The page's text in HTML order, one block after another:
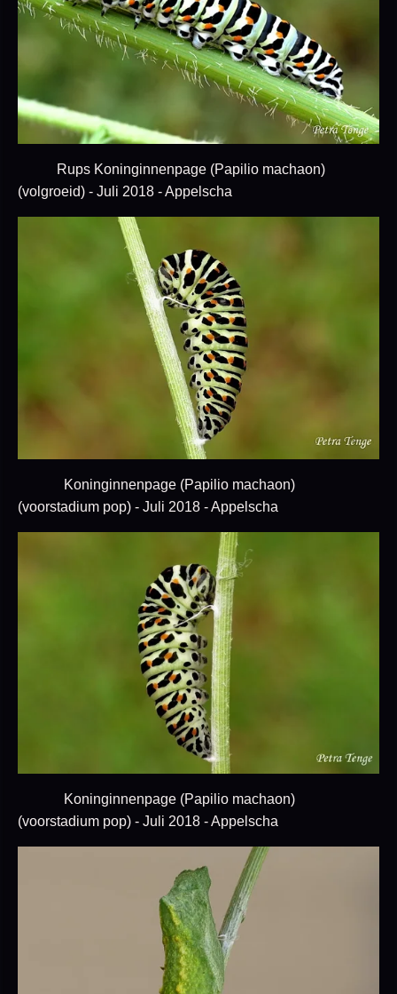
Rups Koninginnenpage (Papilio machaon)
(volgroeid) - Juli 2018 - Appelscha
Koninginnenpage (Papilio machaon)
(voorstadium pop) - Juli 2018 - Appelscha
Koninginnenpage (Papilio machaon)
(voorstadium pop) - Juli 2018 - Appelscha